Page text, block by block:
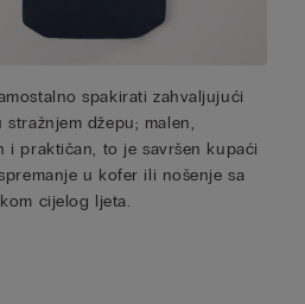
spakirati zahvaljujući
stražnjem džepu; malen,
i praktičan, to je savršen kupaći
u kofer ili nošenje sa
cijelog ljeta.